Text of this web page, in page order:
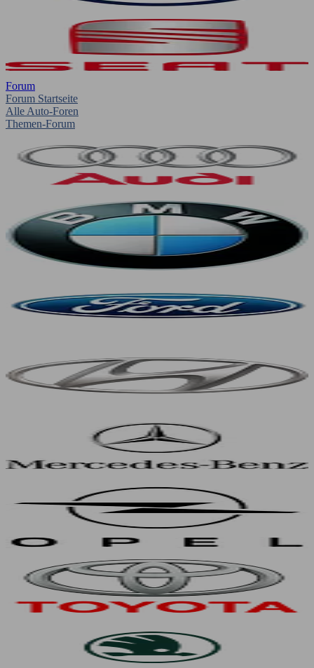
Forum
Forum Startseite
Alle Auto-Foren
Themen-Forum